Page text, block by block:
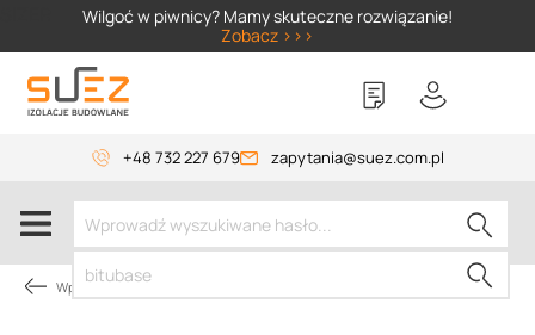
Wilgoć w piwnicy? Mamy skuteczne rozwiązanie!
Zobacz >>>
+48 732 227 679 zapytania@suez.com.pl
Wpusty i akcesoria